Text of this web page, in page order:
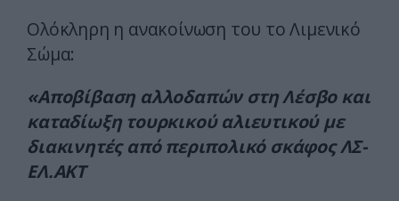
Ολόκληρη η ανακοίνωση του το Λιμενικό
Σώμα:
«Αποβίβαση αλλοδαπών στη Λέσβο και
καταδίωξη τουρκικού αλιευτικού με
διακινητές από περιπολικό σκάφος ΛΣ-
ΕΛ.ΑΚΤ